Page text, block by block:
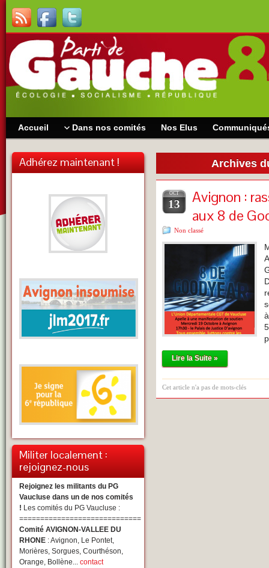
Accueil Dans nos comités Nos Elus
Adhérez maintenant !
Militer localement :
rejoignez-nous
Rejoignez les militants du PG
Vaucluse dans un de nos comités
! Les comités du PG Vaucluse :
=============================
Comité AVIGNON-VALLEE DU
RHONE : Avignon, Le Pontet,
Morières, Sorgues, Courthéson,
Orange, Bollène... contact
Archives
OCT
13
Avignon :
aux 8 de
Non classé
Lire la Suite »
Cet article n'a pas de mots-clés